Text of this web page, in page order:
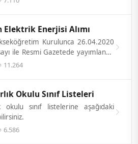
Elektrik Enerjisi Alımı
Kurulunca 26.04.2020
ile Resmi Gazetede yayımlanan
Üniversite...
11.264
Okulu Sınıf Listeleri
okulu sınıf listelerine aşağıdaki
6.586